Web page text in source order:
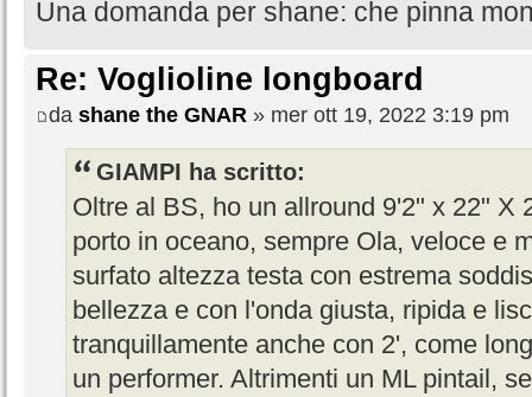
Una domanda per shane: che pinna
Re: Voglioline longboard
da shane the GNAR » mer ott 19, 2022 3:19 pm
GIAMPI ha scritto:
Oltre al BS, ho un allround 9'2" x 22" X
porto in oceano, sempre Ola, veloce e
surfato altezza testa con estrema
bellezza e con l'onda giusta, ripida e
tranquillamente anche con 2', come
un performer. Altrimenti un ML pintail,